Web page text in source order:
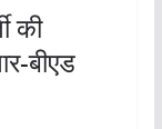
की
बीएड